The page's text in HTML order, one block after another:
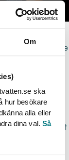
Om
ska
hur besökare
alla eller
dina val.Så
arbetade
utlandsboende
och Nya
och
sig för att
blev
i hans
har bland annat
Håbo
på Sweco